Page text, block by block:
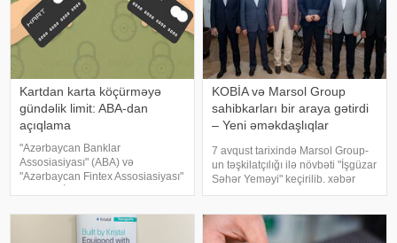
Kartdan karta köçürməyə
gündəlik limit: ABA-dan
açıqlama
"Azərbaycan Banklar
Assosiasiyası" (ABA) və
"Azərbaycan Fintex Assosiasiyası"
xidmətlərindən sui-istifadə
risklərinin minimallaşdırılmas
KOBİA və Marsol Group
sahibkarları bir araya gətirdi
– Yeni əməkdaşlıqlar
7 avqust tarixində Marsol Group-
un təşkilatçılığı ilə növbəti "İşgüzar
Səhər Yeməyi" keçirilib. xəbər
verir ki, tədbirdə Kiçik və Orta
(KOBİA) İdarə Heyətinin sədri
Orxan Məmmədo